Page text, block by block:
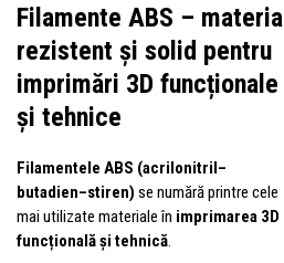
Filamente ABS – material
rezistent și solid pentru
imprimări 3D funcționale
și tehnice
Filamentele ABS (acrilonitril–
butadien–stiren) se numără printre cele
mai utilizate materiale în imprimarea 3D
funcțională și tehnică.